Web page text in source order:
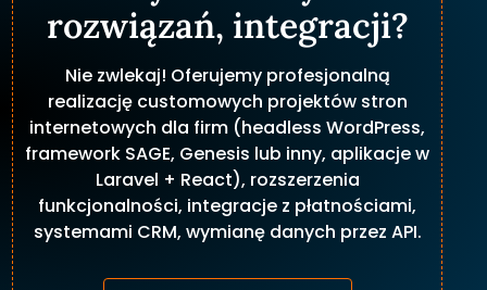
rozwiązań, integracji?
Nie zwlekaj! Oferujemy profesjonalną
realizację customowych projektów stron
internetowych dla firm (headless WordPress,
framework SAGE, Genesis lub inny, aplikacje w
Laravel + React), rozszerzenia
funkcjonalności, integracje z płatnościami,
systemami CRM, wymianę danych przez API.